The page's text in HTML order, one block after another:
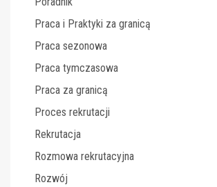
Praca i Praktyki za granicą
Praca sezonowa
Praca tymczasowa
Praca za granicą
Proces rekrutacji
Rekrutacja
Rozmowa rekrutacyjna
Rozwój